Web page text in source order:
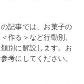
記事では、お菓子の
作る＞など行動別、
別に解説します。お
考にしてください。